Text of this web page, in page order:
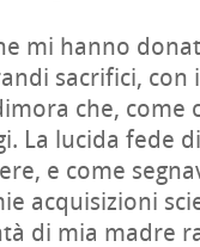
mi hanno
sacrifici,
che, come
La lucida fede
e come
acquisizioni
di mia madre